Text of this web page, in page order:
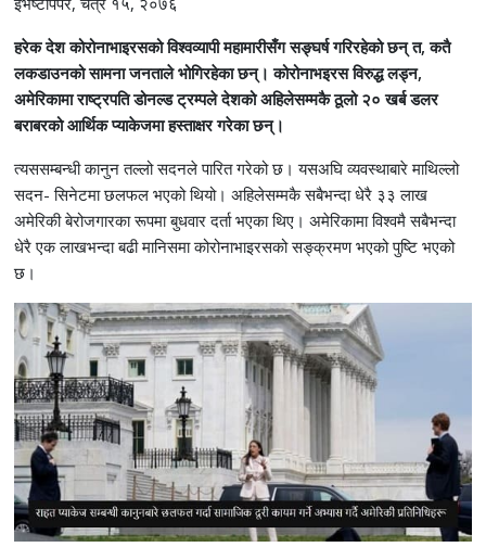
हरेक देश कोरोनाभाइरसको विश्वव्यापी महामारीसँग सङ्घर्ष गरिरहेको छन् त, कतै
लकडाउनको सामना जनताले भोगिरहेका छन्। कोरोनाभइरस विरुद्ध लड्न,
अमेरिकामा राष्ट्रपति डोनल्ड ट्रम्पले देशको अहिलेसम्मकै ठूलो २० खर्ब डलर
बराबरको आर्थिक प्याकेजमा हस्ताक्षर गरेका छन्।
त्यससम्बन्धी कानुन तल्लो सदनले पारित गरेको छ। यसअघि व्यवस्थाबारे माथिल्लो
सदन- सिनेटमा छलफल भएको थियो। अहिलेसम्मकै सबैभन्दा धेरै ३३ लाख
अमेरिकी बेरोजगारका रूपमा बुधवार दर्ता भएका थिए। अमेरिकामा विश्वमै सबैभन्दा
धेरै एक लाखभन्दा बढी मानिसमा कोरोनाभाइरसको सङ्क्रमण भएको पुष्टि भएको
छ।